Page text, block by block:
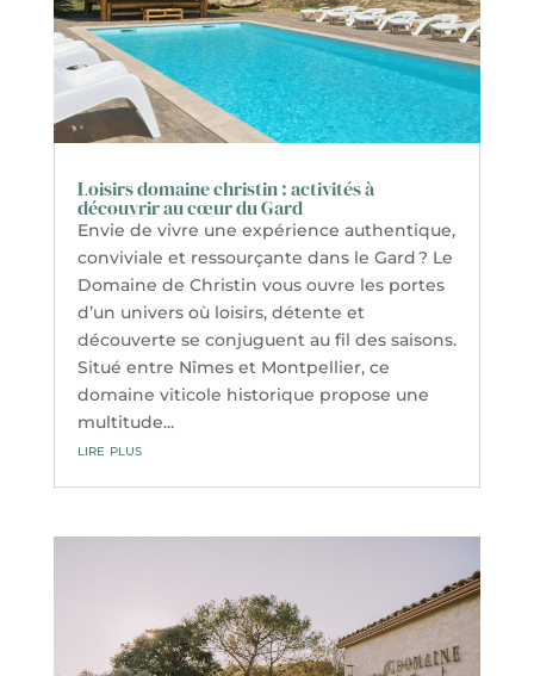
Loisirs domaine christin : activités à
découvrir au cœur du Gard
Envie de vivre une expérience authentique,
conviviale et ressourçante dans le Gard ? Le
Domaine de Christin vous ouvre les portes
d’un univers où loisirs, détente et
découverte se conjuguent au fil des saisons.
Situé entre Nîmes et Montpellier, ce
domaine viticole historique propose une
multitude...
lire plus